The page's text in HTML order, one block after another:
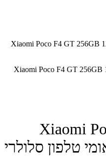
/ Xiaomi Poco F4 GT
Xiaomi Poco F4 GT
Xiaomi